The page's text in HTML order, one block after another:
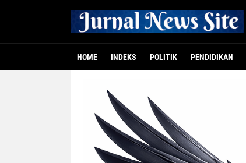
HOME INDEKS POLITIK PENDIDIKAN